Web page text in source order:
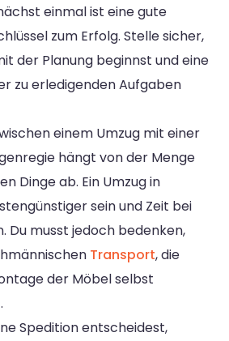
einmal ist eine gute
zum Erfolg. Stelle sicher,
der Planung beginnst und eine
zu erledigenden Aufgaben
einem Umzug mit einer
hängt von der Menge
Dinge ab. Ein Umzug in
sein und Zeit bei
Du musst jedoch bedenken,
Transport, die
der Möbel selbst
Spedition entscheidest,